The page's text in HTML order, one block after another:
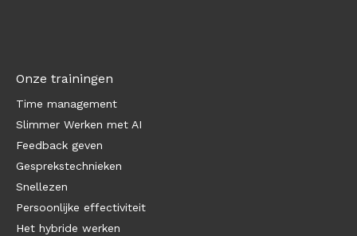
Onze trainingen
Time management
Slimmer Werken met AI
Feedback geven
Gesprekstechnieken
Snellezen
Persoonlijke effectiviteit
Het hybride werken